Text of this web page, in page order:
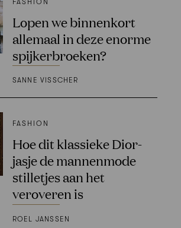
Lopen we binnenkort
allemaal in deze enorme
spijkerbroeken?
SANNE VISSCHER
FASHION
Hoe dit klassieke Dior-
jasje de mannenmode
stilletjes aan het
veroveren is
ROEL JANSSEN